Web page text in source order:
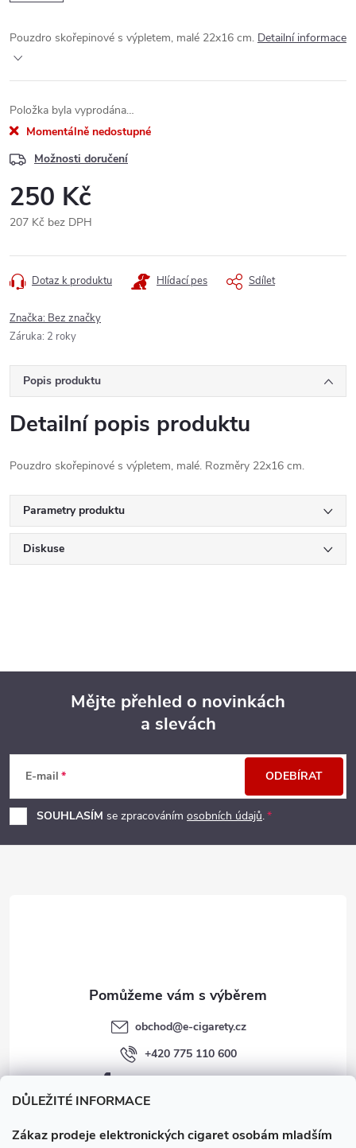
DŮLEŽITÉ INFORMACE
Zákaz prodeje elektronických cigaret osobám mladším
Pouzdro skořepinové s výpletem, malé 22x16 cm. Detailní informace
Položka byla vyprodána…
Momentálně nedostupné
Možnosti doručení
250 Kč
207 Kč bez DPH
cena:
Dotaz k produktu Hlídací pes Sdílet
Značka: Bez značky
Záruka: 2 roky
Popis produktu
Detailní popis produktu
Pouzdro skořepinové s výpletem, malé. Rozměry 22x16 cm.
Parametry produktu
Diskuse
p
a
Mějte přehled o novinkách
a slevách
E-mail
SOUHLASÍM se zpracováním osobních údajů.
ODEBÍRAT
obchod@e-cigarety.cz
+420 775 110 600
facebook.com/e-cigarety.cz